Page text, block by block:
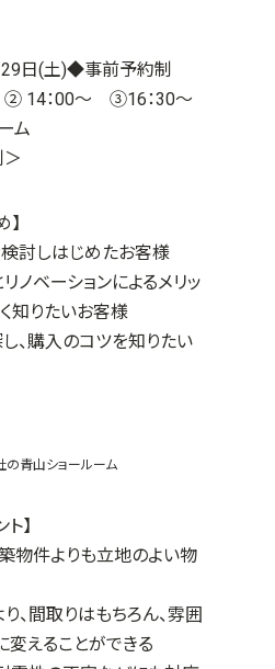
日(土)◆事前予約制
② 14：00～ ③16：30～
ム
討しはじめたお客様
ノベーションによるメリッ
く知りたいお客様
、購入のコツを知りたい
の青山ショールーム
】
物件よりも立地のよい物
、間取りはもちろん、雰囲
えることができる